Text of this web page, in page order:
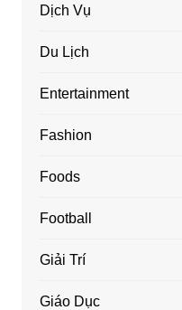
Dịch Vụ
Du Lịch
Entertainment
Fashion
Foods
Football
Giải Trí
Giáo Dục